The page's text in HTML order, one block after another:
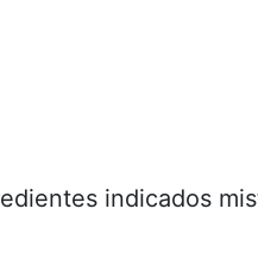
indicados